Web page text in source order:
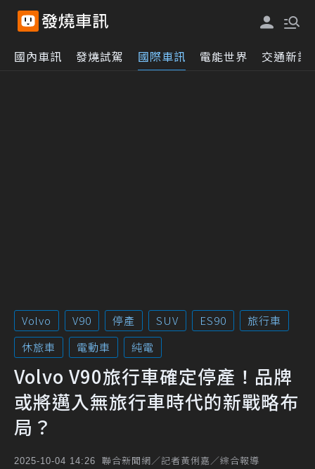
國內車訊 發燒試駕 國際車訊 電能世界 交通新訊
Volvo V90 停產 SUV ES90
旅行車
休旅車
電動車 純電
Volvo V90旅行車確定停產！品牌
或將邁入無旅行車時代的新戰略布
局？
2025-10-04 14:26 聯合新聞網／記者黃俐嘉／綜合報導